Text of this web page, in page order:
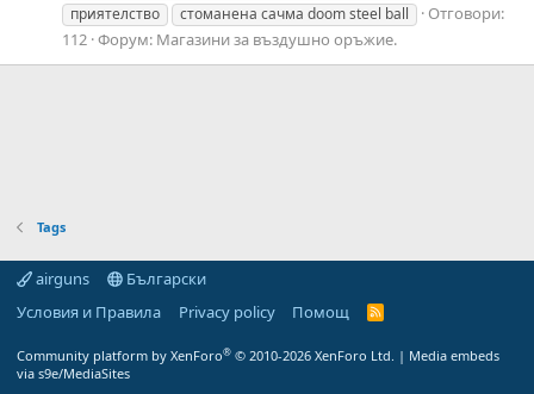
приятелство
стоманена сачма doom steel ball
Отговори:
112 Форум: Магазини за въздушно оръжие.
Tags
airguns
Български
Условия и Правила
Privacy policy Помощ
R
Community platform by XenForo® © 2010-2026 XenForo Ltd. | Media embeds
via s9e/MediaSites